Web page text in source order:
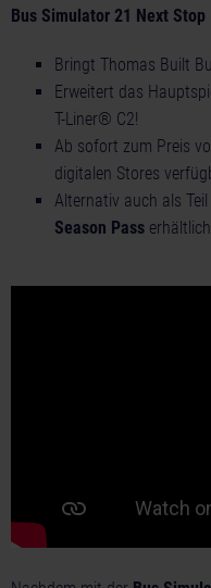
Bus Simulator 21 Next
Bringt Thomas Built
Erweitert das
T-Liner® C2!
Ab sofort zum Preis
digitalen Stores
Alternativ auch als Teil
Season Pass